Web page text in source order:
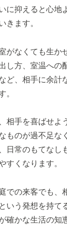
に抑えると心地
きます。
がなくても生か
し方、室温への
ど、相手に余計
。
相手を喜ばせよ
ものが過不足な
日常のもてなし
すくなります。
での来客でも、
いう発想を持て
確かな生活の知